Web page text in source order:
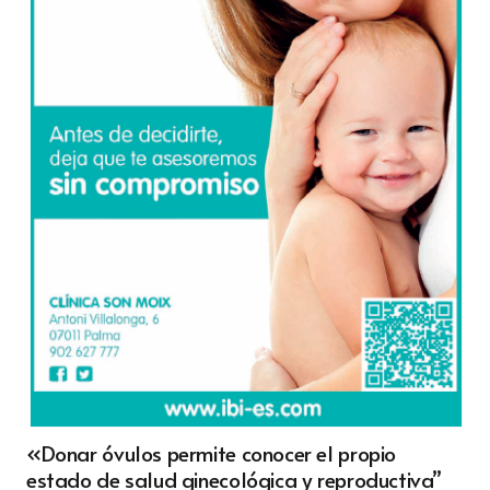
«Donar óvulos permite conocer el propio
estado de salud ginecológica y reproductiva”